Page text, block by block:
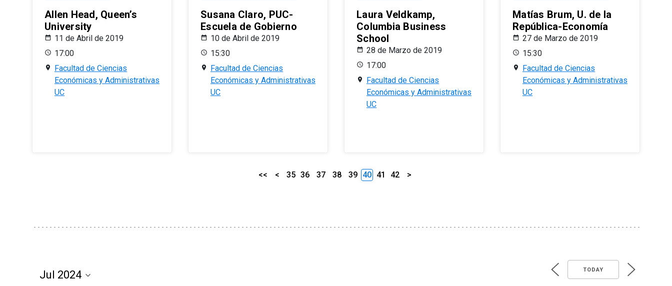
Allen Head, Queen’s
University
11 de Abril de 2019
17:00
Facultad de Ciencias
Económicas y Administrativas
UC
Susana Claro, PUC-
Escuela de Gobierno
10 de Abril de 2019
15:30
Facultad de Ciencias
Económicas y Administrativas
UC
Laura Veldkamp,
Columbia Business
School
28 de Marzo de 2019
17:00
Facultad de Ciencias
Económicas y Administrativas
UC
Matías Brum, U. de la
República-Economía
27 de Marzo de 2019
15:30
Facultad de Ciencias
Económicas y Administrativas
UC
<< < 35 36 37 38 39 40 41 42 >
TODAY